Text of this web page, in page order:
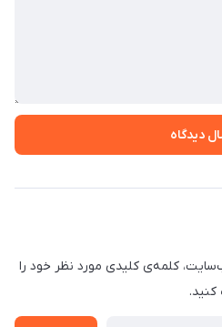
دیدگاه
کلمه‌ی کلیدی مورد نظر خود را